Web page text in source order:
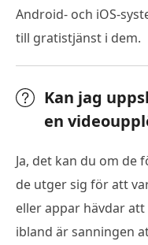
Android- och iOS-
till gratistjänst i dem.
Kan jag
en
Ja, det kan du om de
de utger sig för att
eller appar hävdar
ibland är sanningen